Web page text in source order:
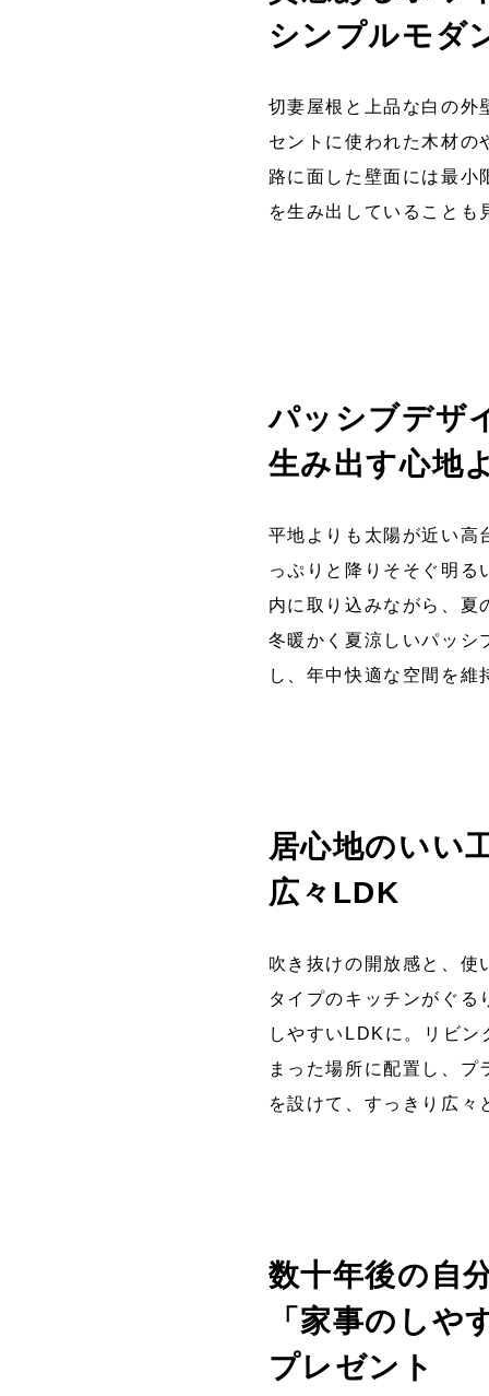
シンプルモダ
切妻屋根と上品な白の外
セントに使われた木材の
路に面した壁面には最小
を生み出していることも
パッシブデザ
生み出す心地
平地よりも太陽が近い高
っぷりと降りそそぐ明る
内に取り込みながら、夏
冬暖かく夏涼しいパッシ
し、年中快適な空間を維
居心地のいい
広々LDK
吹き抜けの開放感と、使
タイプのキッチンがぐる
しやすいLDKに。リビ
まった場所に配置し、
を設けて、すっきり広々
数十年後の自
「家事のしや
プレゼント